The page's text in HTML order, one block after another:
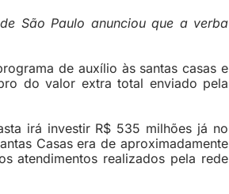
São Paulo anunciou que a verba
de auxílio às santas casas e
do valor extra total enviado pela
irá investir R$ 535 milhões já no
Casas era de aproximadamente
atendimentos realizados pela rede